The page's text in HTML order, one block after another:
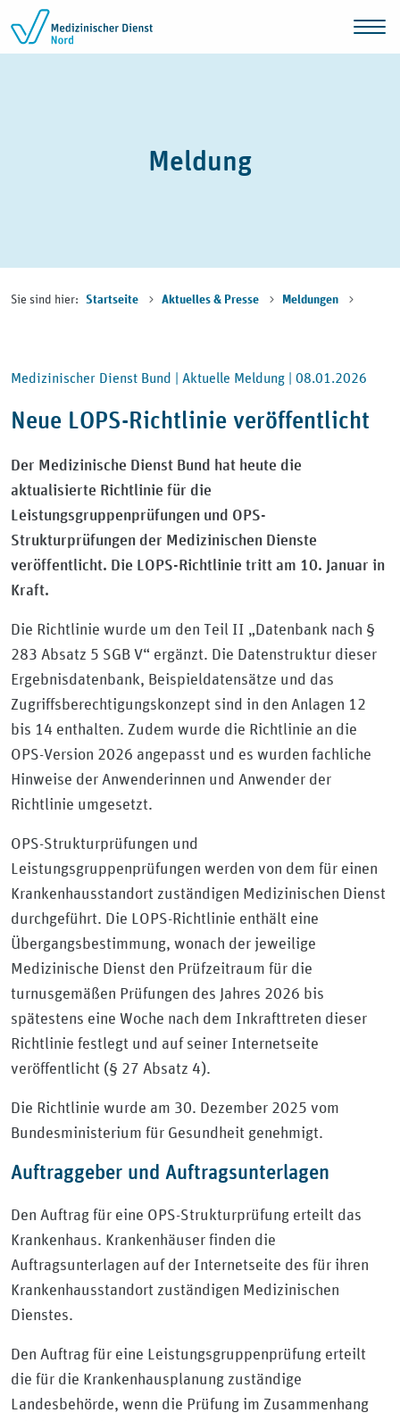
Zum Inhalt springen
Meldung
Sie sind hier: Startseite Aktuelles & Presse Meldungen
Medizinischer Dienst Bund | Aktuelle Meldung | 08.01.2026
Neue LOPS-Richtlinie veröffentlicht
Der Medizinische Dienst Bund hat heute die
aktualisierte Richtlinie für die
Leistungsgruppenprüfungen und OPS-
Strukturprüfungen der Medizinischen Dienste
veröffentlicht. Die LOPS-Richtlinie tritt am 10. Januar in
Kraft.
Die Richtlinie wurde um den Teil II „Datenbank nach §
283 Absatz 5 SGB V“ ergänzt. Die Datenstruktur dieser
Ergebnisdatenbank, Beispieldatensätze und das
Zugriffsberechtigungskonzept sind in den Anlagen 12
bis 14 enthalten. Zudem wurde die Richtlinie an die
OPS-Version 2026 angepasst und es wurden fachliche
Hinweise der Anwenderinnen und Anwender der
Richtlinie umgesetzt.
OPS-Strukturprüfungen und
Leistungsgruppenprüfungen werden von dem für einen
Krankenhausstandort zuständigen Medizinischen Dienst
durchgeführt. Die LOPS-Richtlinie enthält eine
Übergangsbestimmung, wonach der jeweilige
Medizinische Dienst den Prüfzeitraum für die
turnusgemäßen Prüfungen des Jahres 2026 bis
spätestens eine Woche nach dem Inkrafttreten dieser
Richtlinie festlegt und auf seiner Internetseite
veröffentlicht (§ 27 Absatz 4).
Die Richtlinie wurde am 30. Dezember 2025 vom
Bundesministerium für Gesundheit genehmigt.
Auftraggeber und Auftragsunterlagen
Den Auftrag für eine OPS-Strukturprüfung erteilt das
Krankenhaus. Krankenhäuser finden die
Auftragsunterlagen auf der Internetseite des für ihren
Krankenhausstandort zuständigen Medizinischen
Dienstes.
Den Auftrag für eine Leistungsgruppenprüfung erteilt
die für die Krankenhausplanung zuständige
Landesbehörde, wenn die Prüfung im Zusammenhang